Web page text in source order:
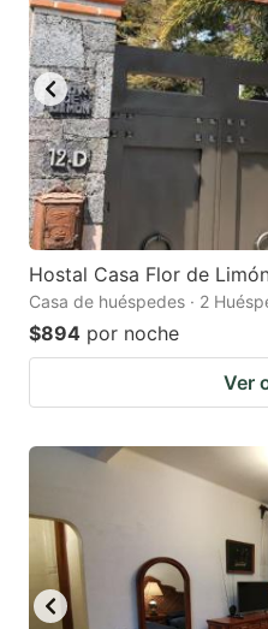
Hostal Casa Flor de
Casa de huéspedes · 2
$894 por noche
Ver